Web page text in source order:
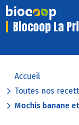
Biocoop La
Accueil
Toutes nos
Mochis banane